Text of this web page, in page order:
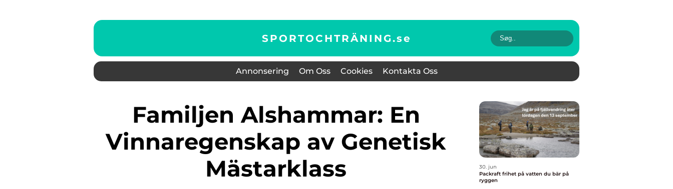
SPORTOCHTRÄNING.se
Annonsering Om Oss Cookies Kontakta Oss
Familjen Alshammar: En
Vinnaregenskap av Genetisk
Mästarklass
30. jun
Packraft frihet på vatten du bär på
ryggen